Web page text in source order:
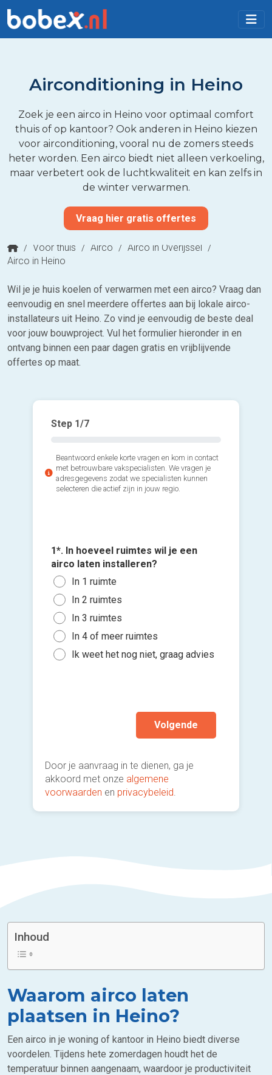
Airconditioning in Heino
Zoek je een airco in Heino voor optimaal comfort
thuis of op kantoor? Ook anderen in Heino kiezen
voor airconditioning, vooral nu de zomers steeds
heter worden. Een airco biedt niet alleen verkoeling,
maar verbetert ook de luchtkwaliteit en kan zelfs in
de winter verwarmen.
Vraag hier gratis offertes
/ Voor thuis / Airco / Airco in Overijssel /
Airco in Heino
Wil je je huis koelen of verwarmen met een airco? Vraag dan
eenvoudig en snel meerdere offertes aan bij lokale airco-
installateurs uit Heino. Zo vind je eenvoudig de beste deal
voor jouw bouwproject. Vul het formulier hieronder in en
ontvang binnen een paar dagen gratis en vrijblijvende
offertes op maat.
Step 1/7
Beantwoord enkele korte vragen en kom in contact
met betrouwbare vakspecialisten. We vragen je
adresgegevens zodat we specialisten kunnen
selecteren die actief zijn in jouw regio.
1*. In hoeveel ruimtes wil je een
airco laten installeren?
In 1 ruimte
In 2 ruimtes
In 3 ruimtes
In 4 of meer ruimtes
Ik weet het nog niet, graag advies
Volgende
Door je aanvraag in te dienen, ga je
akkoord met onze algemene
voorwaarden en privacybeleid.
Inhoud
Waarom airco laten
plaatsen in Heino?
Een airco in je woning of kantoor in Heino biedt diverse
voordelen. Tijdens hete zomerdagen houdt het de
temperatuur binnen aangenaam, waardoor je productiviteit